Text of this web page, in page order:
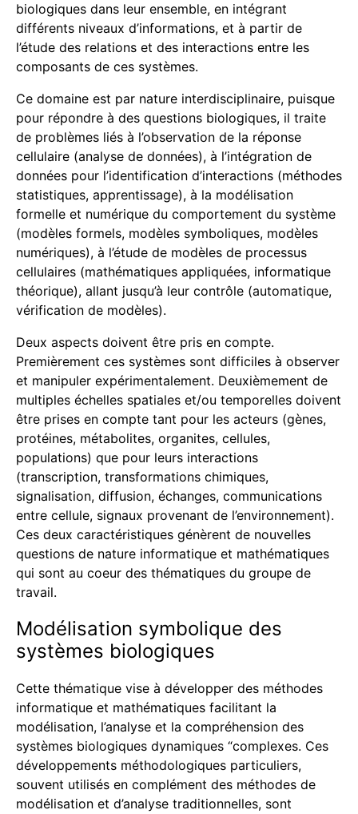
biologiques dans leur ensemble, en intégrant
différents niveaux d’informations, et à partir de
l’étude des relations et des interactions entre les
composants de ces systèmes.
Ce domaine est par nature interdisciplinaire, puisque
pour répondre à des questions biologiques, il traite
de problèmes liés à l’observation de la réponse
cellulaire (analyse de données), à l’intégration de
données pour l’identification d’interactions (méthodes
statistiques, apprentissage), à la modélisation
formelle et numérique du comportement du système
(modèles formels, modèles symboliques, modèles
numériques), à l’étude de modèles de processus
cellulaires (mathématiques appliquées, informatique
théorique), allant jusqu’à leur contrôle (automatique,
vérification de modèles).
Deux aspects doivent être pris en compte.
Premièrement ces systèmes sont difficiles à observer
et manipuler expérimentalement. Deuxièmement de
multiples échelles spatiales et/ou temporelles doivent
être prises en compte tant pour les acteurs (gènes,
protéines, métabolites, organites, cellules,
populations) que pour leurs interactions
(transcription, transformations chimiques,
signalisation, diffusion, échanges, communications
entre cellule, signaux provenant de l’environnement).
Ces deux caractéristiques génèrent de nouvelles
questions de nature informatique et mathématiques
qui sont au coeur des thématiques du groupe de
travail.
Modélisation symbolique des
systèmes biologiques
Cette thématique vise à développer des méthodes
informatique et mathématiques facilitant la
modélisation, l’analyse et la compréhension des
systèmes biologiques dynamiques “complexes. Ces
développements méthodologiques particuliers,
souvent utilisés en complément des méthodes de
modélisation et d’analyse traditionnelles, sont